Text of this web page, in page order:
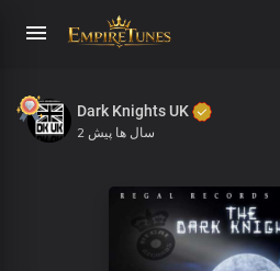
Dark Knights UK
2 سال ها پیش